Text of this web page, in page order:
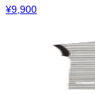
¥9,900